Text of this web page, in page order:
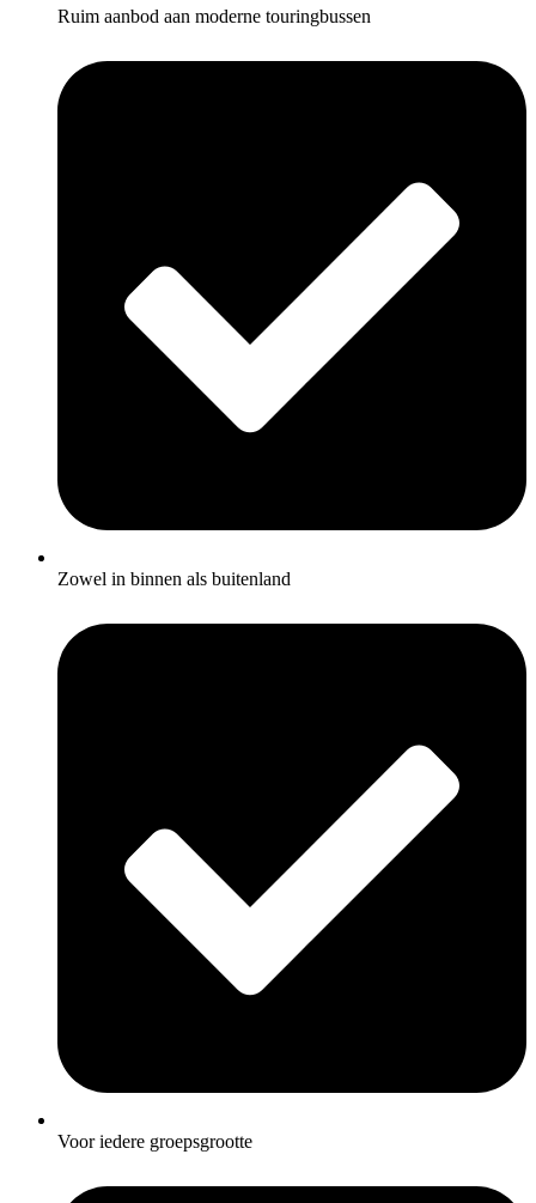
Ruim aanbod aan moderne touringbussen
Zowel in binnen als buitenland
Voor iedere groepsgrootte